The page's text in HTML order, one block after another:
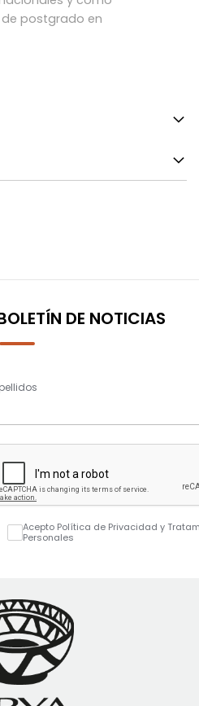
postgrado en
DE NOTICIAS
Acepto Política de Privacidad y
Personales